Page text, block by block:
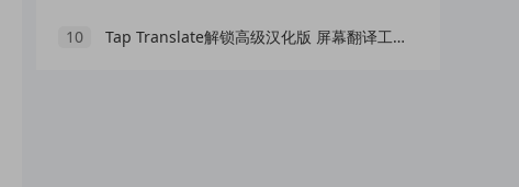
10 Tap Translate解锁高级汉化版 屏幕翻译工具 支持多种语言即时翻译的实用小助手